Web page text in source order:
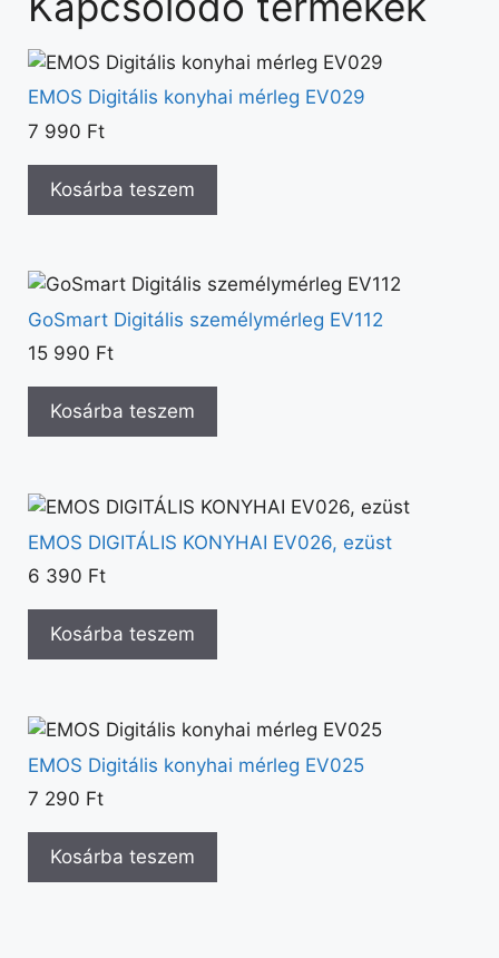
EMOS Digitális konyhai mérleg EV029
7 990 Ft
Kosárba teszem
GoSmart Digitális személymérleg EV112
15 990 Ft
Kosárba teszem
EMOS DIGITÁLIS KONYHAI EV026, ezüst
6 390 Ft
Kosárba teszem
EMOS Digitális konyhai mérleg EV025
7 290 Ft
Kosárba teszem